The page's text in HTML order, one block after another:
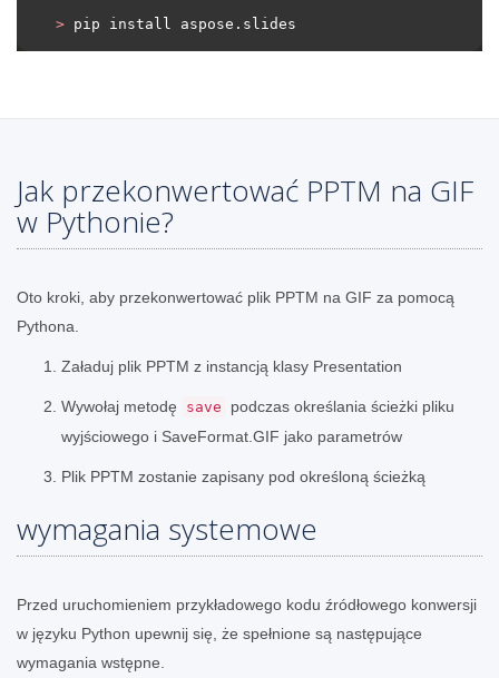
> pip install aspose.slides
Jak przekonwertować PPTM na GIF
w Pythonie?
Oto kroki, aby przekonwertować plik PPTM na GIF za pomocą
Pythona.
Załaduj plik PPTM z instancją klasy Presentation
Wywołaj metodę save
podczas określania ścieżki pliku
wyjściowego i SaveFormat.GIF jako parametrów
Plik PPTM zostanie zapisany pod określoną ścieżką
wymagania systemowe
Przed uruchomieniem przykładowego kodu źródłowego konwersji
w języku Python upewnij się, że spełnione są następujące
wymagania wstępne.